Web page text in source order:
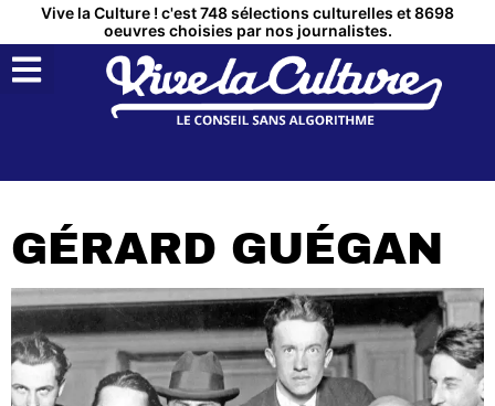
Vive la Culture ! c'est 748 sélections culturelles et 8698
oeuvres choisies par nos journalistes.
GÉRARD GUÉGAN